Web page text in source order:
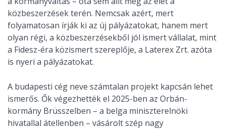
közbeszerzések terén. Nemcsak azért, mert
folyamatosan írják ki az új pályázatokat, hanem mert
olyan régi, a közbeszerzésekből jól ismert vállalat, mint
a Fidesz-éra közismert szereplője, a Laterex Zrt. azóta
is nyeri a pályázatokat.
A budapesti cég neve számtalan projekt kapcsán lehet
ismerős. Ők végezhették el 2025-ben az Orbán-
kormány Brüsszelben – a belga miniszterelnöki
hivatallal átellenben – vásárolt szép nagy